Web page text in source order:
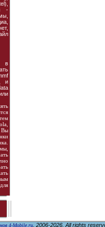
-
в
и
Вы
4-Mobile.ru, 2006-2026. All rights